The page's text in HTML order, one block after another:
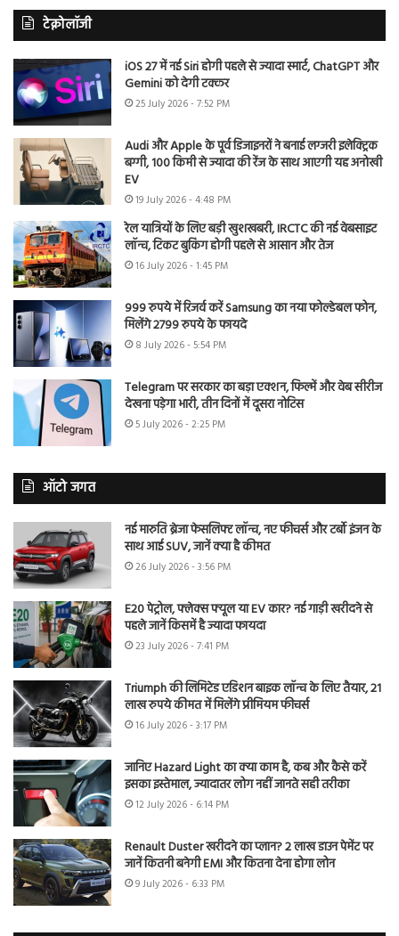
टेक्नोलॉजी
iOS 27 में नई Siri होगी पहले से ज्यादा स्मार्ट, ChatGPT और
Gemini को देगी टक्कर
25 July 2026 - 7:52 PM
Audi और Apple के पूर्व डिजाइनरों ने बनाई लग्जरी इलेक्ट्रिक
बग्गी, 100 किमी से ज्यादा की रेंज के साथ आएगी यह अनोखी
EV
19 July 2026 - 4:48 PM
रेल यात्रियों के लिए बड़ी खुशखबरी, IRCTC की नई वेबसाइट
लॉन्च, टिकट बुकिंग होगी पहले से आसान और तेज
16 July 2026 - 1:45 PM
999 रुपये में रिजर्व करें Samsung का नया फोल्डेबल फोन,
मिलेंगे 2799 रुपये के फायदे
8 July 2026 - 5:54 PM
Telegram पर सरकार का बड़ा एक्शन, फिल्में और वेब सीरीज
देखना पड़ेगा भारी, तीन दिनों में दूसरा नोटिस
5 July 2026 - 2:25 PM
ऑटो जगत
नई मारुति ब्रेजा फेसलिफ्ट लॉन्च, नए फीचर्स और टर्बो इंजन के
साथ आई SUV, जानें क्या है कीमत
26 July 2026 - 3:56 PM
E20 पेट्रोल, फ्लेक्स फ्यूल या EV कार? नई गाड़ी खरीदने से
पहले जानें किसमें है ज्यादा फायदा
23 July 2026 - 7:41 PM
Triumph की लिमिटेड एडिशन बाइक लॉन्च के लिए तैयार, 21
लाख रुपये कीमत में मिलेंगे प्रीमियम फीचर्स
16 July 2026 - 3:17 PM
जानिए Hazard Light का क्या काम है, कब और कैसे करें
इसका इस्तेमाल, ज्यादातर लोग नहीं जानते सही तरीका
12 July 2026 - 6:14 PM
Renault Duster खरीदने का प्लान? 2 लाख डाउन पेमेंट पर
जानें कितनी बनेगी EMI और कितना देना होगा लोन
9 July 2026 - 6:33 PM